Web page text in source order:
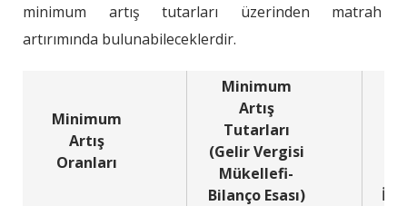
minimum artış tutarları üzerinden matrah
artırımında bulunabileceklerdir.
Minimum
Artış
Oranları
Minimum
Artış
Tutarları
(Gelir Vergisi
Mükellefi-
Bilanço Esası)